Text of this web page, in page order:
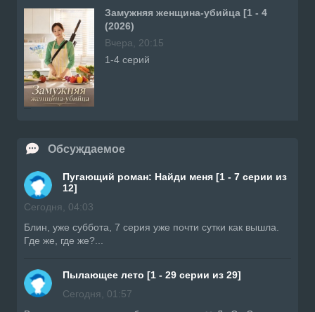
Замужняя женщина-убийца [1 - 4
(2026)
Вчера, 20:15
1-4 серий
Обсуждаемое
Пугающий роман: Найди меня [1 - 7 серии из
12]
Сегодня, 04:03
Блин, уже суббота, 7 серия уже почти сутки как вышла.
Где же, где же?...
Пылающее лето [1 - 29 серии из 29]
Сегодня, 01:57